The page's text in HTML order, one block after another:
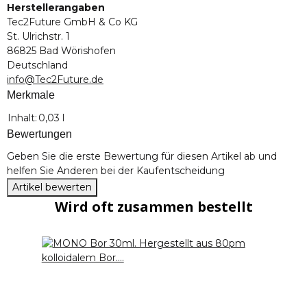
Herstellerangaben
Tec2Future GmbH & Co KG
St. Ulrichstr. 1
86825 Bad Wörishofen
Deutschland
info@Tec2Future.de
Merkmale
Produkteigenschaft
Wert
Inhalt: 0,03 l
Bewertungen
Geben Sie die erste Bewertung für diesen Artikel ab und
helfen Sie Anderen bei der Kaufentscheidung
Artikel bewerten
Wird oft zusammen bestellt